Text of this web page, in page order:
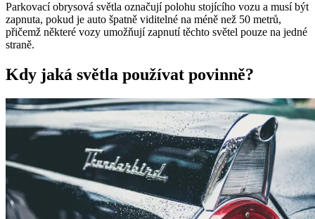
Parkovací obrysová světla označují polohu stojícího vozu a musí být
zapnuta, pokud je auto špatně viditelné na méně než 50 metrů,
přičemž některé vozy umožňují zapnutí těchto světel pouze na jedné
straně.
Kdy jaká světla používat povinně?